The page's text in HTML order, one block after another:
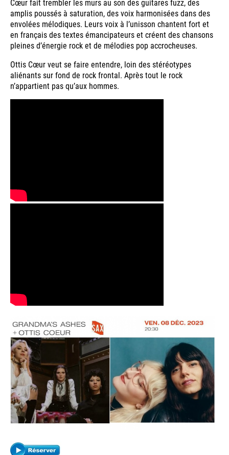
Cœur fait trembler les murs au son des guitares fuzz, des
amplis poussés à saturation, des voix harmonisées dans des
envolées mélodiques. Leurs voix à l’unisson chantent fort et
en français des textes émancipateurs et créent des chansons
pleines d’énergie rock et de mélodies pop accrocheuses.
Ottis Cœur veut se faire entendre, loin des stéréotypes
aliénants sur fond de rock frontal. Après tout le rock
n’appartient pas qu’aux hommes.